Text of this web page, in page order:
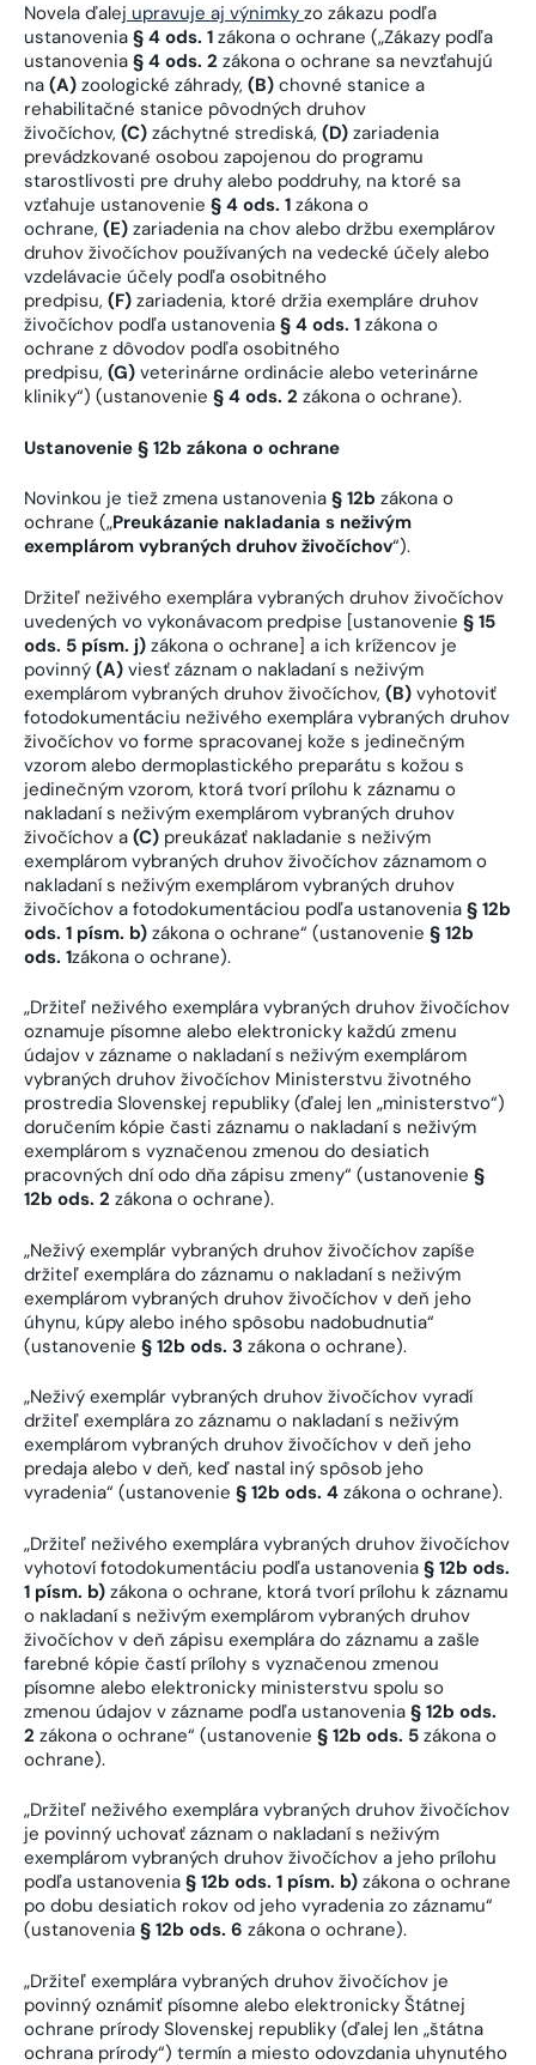
Novela ďalej upravuje aj výnimky zo zákazu podľa
ustanovenia § 4 ods. 1 zákona o ochrane („Zákazy podľa
ustanovenia § 4 ods. 2 zákona o ochrane sa nevzťahujú
na (A) zoologické záhrady, (B) chovné stanice a
rehabilitačné stanice pôvodných druhov
živočíchov, (C) záchytné strediská, (D) zariadenia
prevádzkované osobou zapojenou do programu
starostlivosti pre druhy alebo poddruhy, na ktoré sa
vzťahuje ustanovenie § 4 ods. 1 zákona o
ochrane, (E) zariadenia na chov alebo držbu exemplárov
druhov živočíchov používaných na vedecké účely alebo
vzdelávacie účely podľa osobitného
predpisu, (F) zariadenia, ktoré držia exempláre druhov
živočíchov podľa ustanovenia § 4 ods. 1 zákona o
ochrane z dôvodov podľa osobitného
predpisu, (G) veterinárne ordinácie alebo veterinárne
kliniky“) (ustanovenie § 4 ods. 2 zákona o ochrane).
Ustanovenie § 12b zákona o ochrane
Novinkou je tiež zmena ustanovenia § 12b zákona o
ochrane („Preukázanie nakladania s neživým
exemplárom vybraných druhov živočíchov“).
Držiteľ neživého exemplára vybraných druhov živočíchov
uvedených vo vykonávacom predpise [ustanovenie § 15
ods. 5 písm. j) zákona o ochrane] a ich krížencov je
povinný (A) viesť záznam o nakladaní s neživým
exemplárom vybraných druhov živočíchov, (B) vyhotoviť
fotodokumentáciu neživého exemplára vybraných druhov
živočíchov vo forme spracovanej kože s jedinečným
vzorom alebo dermoplastického preparátu s kožou s
jedinečným vzorom, ktorá tvorí prílohu k záznamu o
nakladaní s neživým exemplárom vybraných druhov
živočíchov a (C) preukázať nakladanie s neživým
exemplárom vybraných druhov živočíchov záznamom o
nakladaní s neživým exemplárom vybraných druhov
živočíchov a fotodokumentáciou podľa ustanovenia § 12b
ods. 1 písm. b) zákona o ochrane“ (ustanovenie § 12b
ods. 1zákona o ochrane).
„Držiteľ neživého exemplára vybraných druhov živočíchov
oznamuje písomne alebo elektronicky každú zmenu
údajov v zázname o nakladaní s neživým exemplárom
vybraných druhov živočíchov Ministerstvu životného
prostredia Slovenskej republiky (ďalej len „ministerstvo“)
doručením kópie časti záznamu o nakladaní s neživým
exemplárom s vyznačenou zmenou do desiatich
pracovných dní odo dňa zápisu zmeny“ (ustanovenie §
12b ods. 2 zákona o ochrane).
„Neživý exemplár vybraných druhov živočíchov zapíše
držiteľ exemplára do záznamu o nakladaní s neživým
exemplárom vybraných druhov živočíchov v deň jeho
úhynu, kúpy alebo iného spôsobu nadobudnutia“
(ustanovenie § 12b ods. 3 zákona o ochrane).
„Neživý exemplár vybraných druhov živočíchov vyradí
držiteľ exemplára zo záznamu o nakladaní s neživým
exemplárom vybraných druhov živočíchov v deň jeho
predaja alebo v deň, keď nastal iný spôsob jeho
vyradenia“ (ustanovenie § 12b ods. 4 zákona o ochrane).
„Držiteľ neživého exemplára vybraných druhov živočíchov
vyhotoví fotodokumentáciu podľa ustanovenia § 12b ods.
1 písm. b) zákona o ochrane, ktorá tvorí prílohu k záznamu
o nakladaní s neživým exemplárom vybraných druhov
živočíchov v deň zápisu exemplára do záznamu a zašle
farebné kópie častí prílohy s vyznačenou zmenou
písomne alebo elektronicky ministerstvu spolu so
zmenou údajov v zázname podľa ustanovenia § 12b ods.
2 zákona o ochrane“ (ustanovenie § 12b ods. 5 zákona o
ochrane).
„Držiteľ neživého exemplára vybraných druhov živočíchov
je povinný uchovať záznam o nakladaní s neživým
exemplárom vybraných druhov živočíchov a jeho prílohu
podľa ustanovenia § 12b ods. 1 písm. b) zákona o ochrane
po dobu desiatich rokov od jeho vyradenia zo záznamu“
(ustanovenia § 12b ods. 6 zákona o ochrane).
„Držiteľ exemplára vybraných druhov živočíchov je
povinný oznámiť písomne alebo elektronicky Štátnej
ochrane prírody Slovenskej republiky (ďalej len „štátna
ochrana prírody“) termín a miesto odovzdania uhynutého